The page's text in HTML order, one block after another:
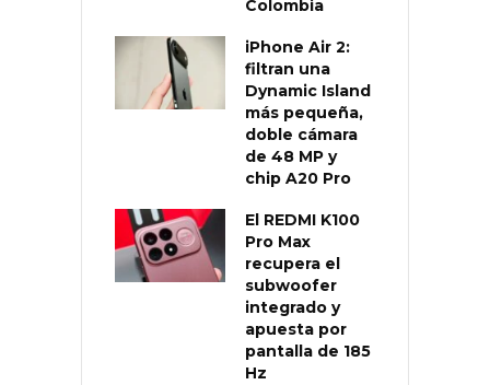
Colombia
iPhone Air 2:
filtran una
Dynamic Island
más pequeña,
doble cámara
de 48 MP y
chip A20 Pro
El REDMI K100
Pro Max
recupera el
subwoofer
integrado y
apuesta por
pantalla de 185
Hz